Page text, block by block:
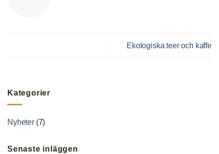
Ekologiska teer och kaffe
Kategorier
Nyheter(7)
Senaste inläggen